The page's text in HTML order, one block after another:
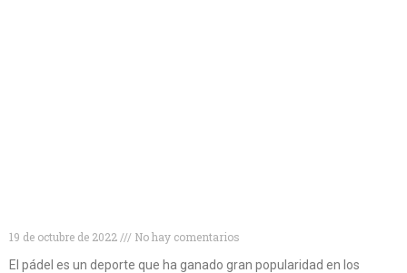
19 de octubre de 2022
No hay comentarios
El pádel es un deporte que ha ganado gran popularidad en los